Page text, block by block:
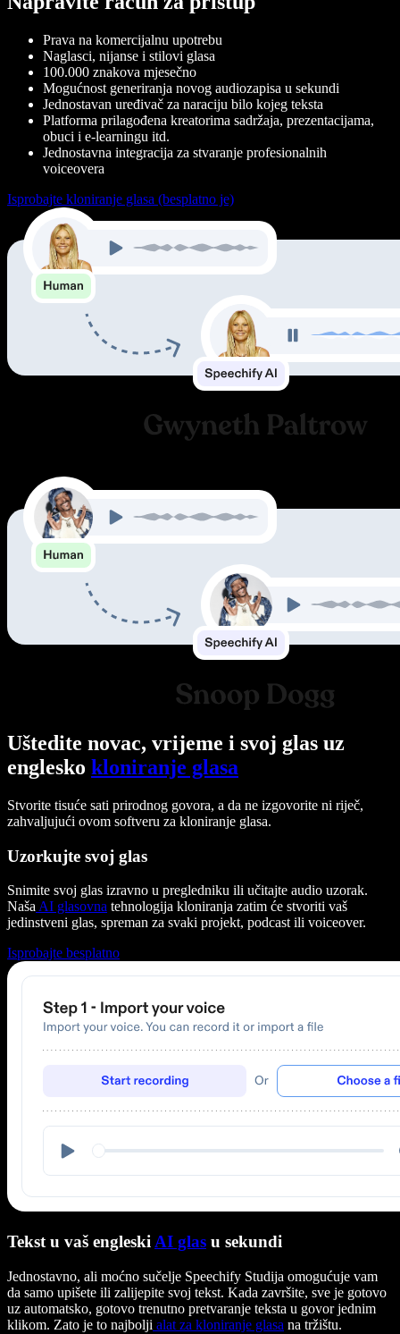
Prava na komercijalnu upotrebu
Naglasci, nijanse i stilovi glasa
100.000 znakova mjesečno
Mogućnost generiranja novog audiozapisa u sekundi
Jednostavan uređivač za naraciju bilo kojeg teksta
Platforma prilagođena kreatorima sadržaja, prezentacijama,
obuci i e-learningu itd.
Jednostavna integracija za stvaranje profesionalnih
voiceovera
Isprobajte kloniranje glasa (besplatno je)
Uštedite novac, vrijeme i svoj glas uz
englesko kloniranje glasa
Stvorite tisuće sati prirodnog govora, a da ne izgovorite ni riječ,
zahvaljujući ovom softveru za kloniranje glasa.
Uzorkujte svoj glas
Snimite svoj glas izravno u pregledniku ili učitajte audio uzorak.
NašaAI glasovna tehnologija kloniranja zatim će stvoriti vaš
jedinstveni glas, spreman za svaki projekt, podcast ili voiceover.
Isprobajte besplatno
Tekst u vaš engleski AI glas u sekundi
Jednostavno, ali moćno sučelje Speechify Studija omogućuje vam
da samo upišete ili zalijepite svoj tekst. Kada završite, sve je gotovo
uz automatsko, gotovo trenutno pretvaranje teksta u govor jednim
klikom. Zato je to najbolji alat za kloniranje glasa na tržištu.